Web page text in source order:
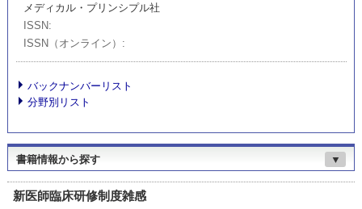
メディカル・プリンシプル社
ISSN
ISSN（オンライン）
バックナンバーリスト
分野別リスト
書籍情報から探す ▼
新医師臨床研修制度雑感